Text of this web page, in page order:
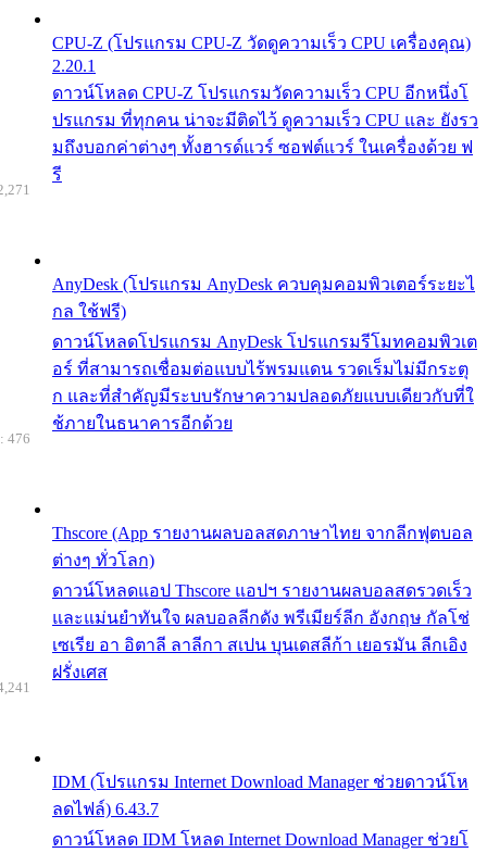
CPU-Z (โปรแกรม CPU-Z วัดดูความเร็ว CPU เครื่องคุณ)
2.20.1
ดาวน์โหลด CPU-Z โปรแกรมวัดความเร็ว CPU อีกหนึ่งโ
ปรแกรม ที่ทุกคน น่าจะมีติดไว้ ดูความเร็ว CPU และ ยังรว
มถึงบอกค่าต่างๆ ทั้งฮารด์แวร์ ซอฟต์แวร์ ในเครื่องด้วย ฟ
รี
AnyDesk (โปรแกรม AnyDesk ควบคุมคอมพิวเตอร์ระยะไ
กล ใช้ฟรี)
ดาวน์โหลดโปรแกรม AnyDesk โปรแกรมรีโมทคอมพิวเต
อร์ ที่สามารถเชื่อมต่อแบบไร้พรมแดน รวดเร็มไม่มีกระตุ
ก และที่สำคัญมีระบบรักษาความปลอดภัยแบบเดียวกับที่ใ
ช้ภายในธนาคารอีกด้วย
Thscore (App รายงานผลบอลสดภาษาไทย จากลีกฟุตบอล
ต่างๆ ทั่วโลก)
ดาวน์โหลดแอป Thscore แอปฯ รายงานผลบอลสดรวดเร็ว
และแม่นยำทันใจ ผลบอลลีกดัง พรีเมียร์ลีก อังกฤษ กัลโช่
เซเรีย อา อิตาลี ลาลีกา สเปน บุนเดสลีก้า เยอรมัน ลีกเอิง
ฝรั่งเศส
476
IDM (โปรแกรม Internet Download Manager ช่วยดาวน์โห
ลดไฟล์) 6.43.7
ดาวน์โหลด IDM โหลด Internet Download Manager ช่วยโ